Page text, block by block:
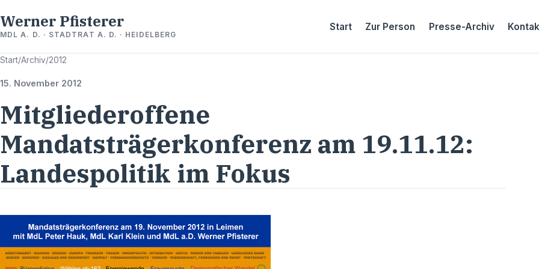
Werner Pfisterer
MDL A. D. · STADTRAT A. D. · HEIDELBERG
Start Zur Person Presse-Archiv
Start/Archiv/2012
15. November 2012
Mitgliederoffene
Mandatsträgerkonferenz am 19.11.12:
Landespolitik im Fokus